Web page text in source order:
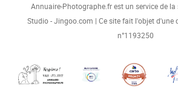
Annuaire-Photographe.fr est un service de la
Studio - Jingoo.com | Ce site fait l'objet d'une
n°1193250